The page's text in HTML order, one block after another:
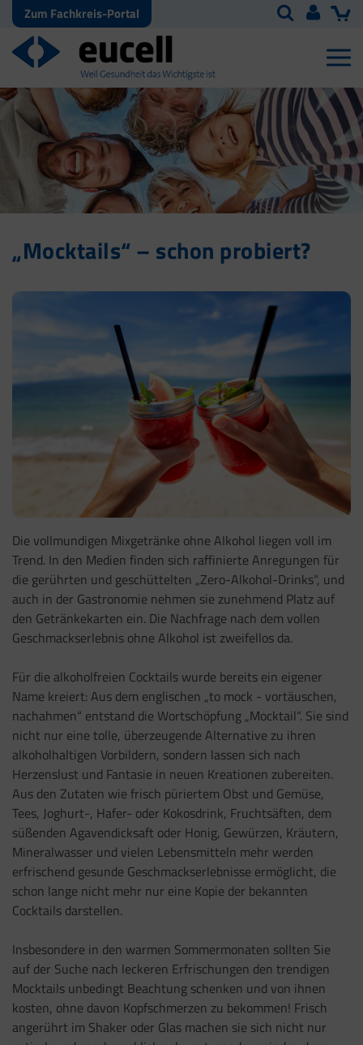
Zum Fachkreis-Portal
„Mocktails“ – schon probiert?
Die vollmundigen Mixgetränke ohne Alkohol liegen voll im
Trend. In den Medien finden sich raffinierte Anregungen für
die gerührten und geschüttelten „Zero-Alkohol-Drinks“, und
auch in der Gastronomie nehmen sie zunehmend Platz auf
den Getränkekarten ein. Die Nachfrage nach dem vollen
Geschmackserlebnis ohne Alkohol ist zweifellos da.
Für die alkoholfreien Cocktails wurde bereits ein eigener
Name kreiert: Aus dem englischen „to mock - vortäuschen,
nachahmen“ entstand die Wortschöpfung „Mocktail“. Sie sind
nicht nur eine tolle, überzeugende Alternative zu ihren
alkoholhaltigen Vorbildern, sondern lassen sich nach
Herzenslust und Fantasie in neuen Kreationen zubereiten.
Aus den Zutaten wie frisch püriertem Obst und Gemüse,
Tees, Joghurt-, Hafer- oder Kokosdrink, Fruchtsäften, dem
süßenden Agavendicksaft oder Honig, Gewürzen, Kräutern,
Mineralwasser und vielen Lebensmitteln mehr werden
erfrischend gesunde Geschmackserlebnisse ermöglicht, die
schon lange nicht mehr nur eine Kopie der bekannten
Cocktails darstellen.
Insbesondere in den warmen Sommermonaten sollten Sie
auf der Suche nach leckeren Erfrischungen den trendigen
Mocktails unbedingt Beachtung schenken und von ihnen
kosten, ohne davon Kopfschmerzen zu bekommen! Frisch
angerührt im Shaker oder Glas machen sie sich nicht nur